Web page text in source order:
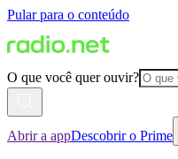
Pular para o conteúdo
O que você quer ouvir?
Abrir a appDescobrir o Prime